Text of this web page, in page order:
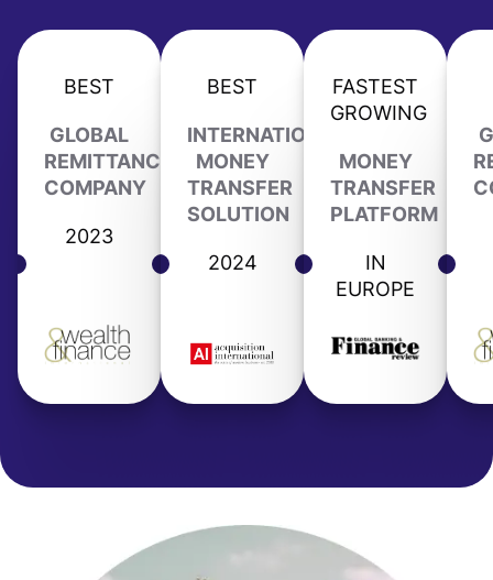
BEST
GLOBAL
REMITTANCE
COMPANY
2023
BEST
INTERNATIONAL
MONEY
TRANSFER
SOLUTION
2024
FASTEST
GROWING
MONEY
TRANSFER
PLATFORM
IN
EUROPE